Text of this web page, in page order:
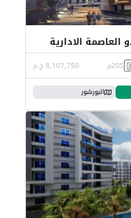
205م 8,107,750 ج.م
البورشور